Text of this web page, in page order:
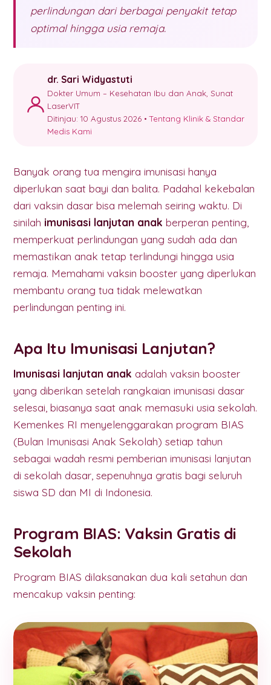
perlindungan dari berbagai penyakit tetap
optimal hingga usia remaja.
dr. Sari Widyastuti
Dokter Umum – Kesehatan Ibu dan Anak, Sunat
LaserVIT
Ditinjau: 10 Agustus 2026 •Tentang Klinik & Standar
Medis Kami
Banyak orang tua mengira imunisasi hanya
diperlukan saat bayi dan balita. Padahal kekebalan
dari vaksin dasar bisa melemah seiring waktu. Di
sinilah imunisasi lanjutan anak berperan penting,
memperkuat perlindungan yang sudah ada dan
memastikan anak tetap terlindungi hingga usia
remaja. Memahami vaksin booster yang diperlukan
membantu orang tua tidak melewatkan
perlindungan penting ini.
Apa Itu Imunisasi Lanjutan?
Imunisasi lanjutan anak adalah vaksin booster
yang diberikan setelah rangkaian imunisasi dasar
selesai, biasanya saat anak memasuki usia sekolah.
Kemenkes RI menyelenggarakan program BIAS
(Bulan Imunisasi Anak Sekolah) setiap tahun
sebagai wadah resmi pemberian imunisasi lanjutan
di sekolah dasar, sepenuhnya gratis bagi seluruh
siswa SD dan MI di Indonesia.
Program BIAS: Vaksin Gratis di
Sekolah
Program BIAS dilaksanakan dua kali setahun dan
mencakup vaksin penting: